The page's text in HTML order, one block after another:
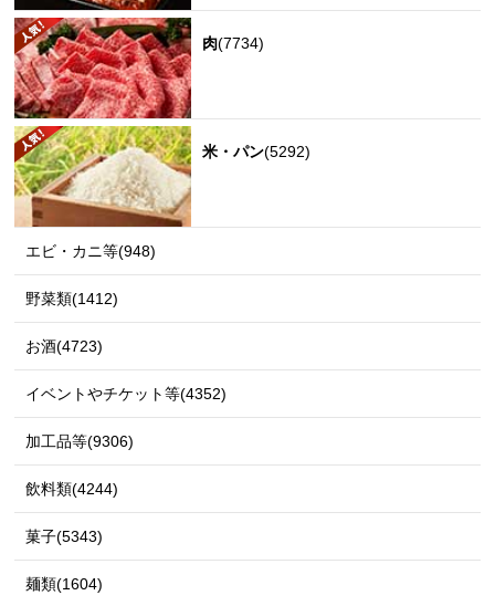
肉(7734)
米・パン(5292)
エビ・カニ等(948)
野菜類(1412)
お酒(4723)
イベントやチケット等(4352)
加工品等(9306)
飲料類(4244)
菓子(5343)
麺類(1604)